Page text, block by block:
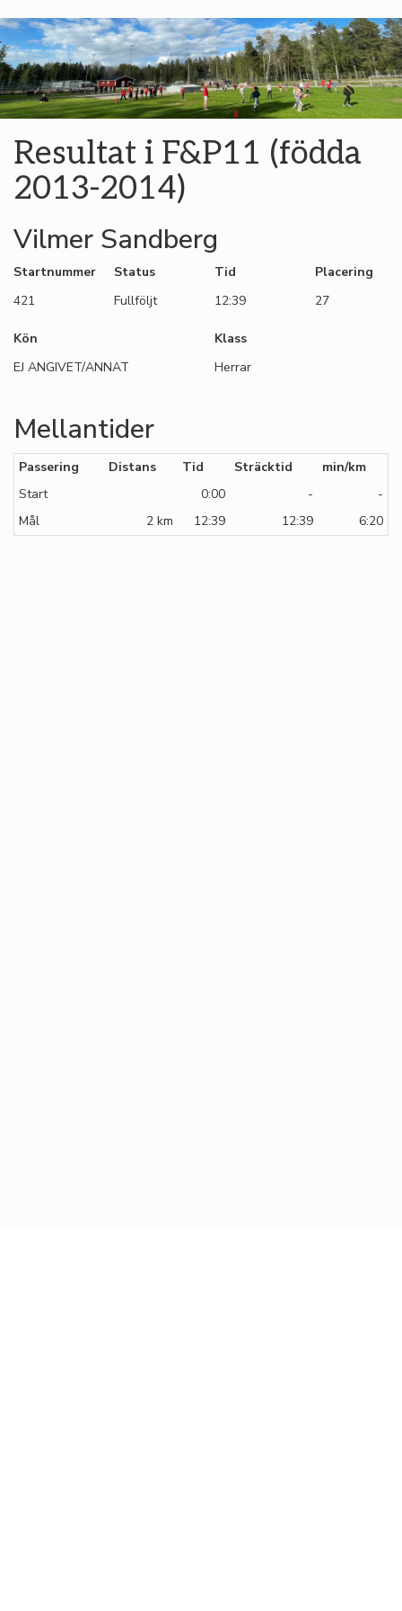
Resultat i F&P11 (födda
2013-2014)
Vilmer Sandberg
Startnummer
421
Status
Fullföljt
Tid
12:39
Placering
27
Kön
EJ ANGIVET/ANNAT
Klass
Herrar
Mellantider
Passering Distans Tid Sträcktid
min/km
Start
0:00 -
-
Mål
2 km 12:39 12:39 6:20